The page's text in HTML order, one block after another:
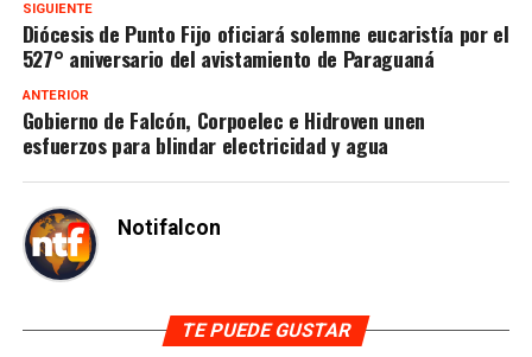
SIGUIENTE
Diócesis de Punto Fijo oficiará solemne eucaristía por el
527° aniversario del avistamiento de Paraguaná
ANTERIOR
Gobierno de Falcón, Corpoelec e Hidroven unen
esfuerzos para blindar electricidad y agua
Notifalcon
TE PUEDE GUSTAR